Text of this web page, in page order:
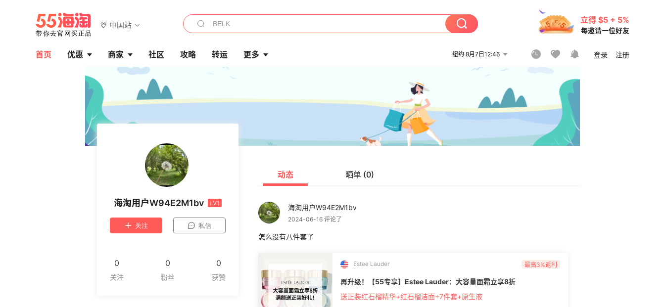
中国站
立得 $5 + 5%
每邀请一位好友
首页 优惠 商家 社区 攻略 转运 更多 纽约 8月7日12:46 登录 注册
海淘用户W94E2M1bv LV1
关注 私信
0 0 0
动态 晒单 (0)
海淘用户W94E2M1bv
2024-06-16 评论了
怎么没有八件套了
Estee Lauder 最高3%返利
再升级！【55专享】Estee Lauder：大容量面霜立享8折
送正装红石榴精华+红石榴洁面+7件套+原生液